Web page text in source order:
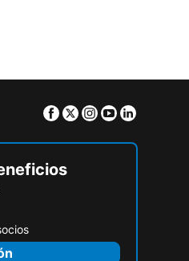
Facebook
TwitterInstagram
Youtube